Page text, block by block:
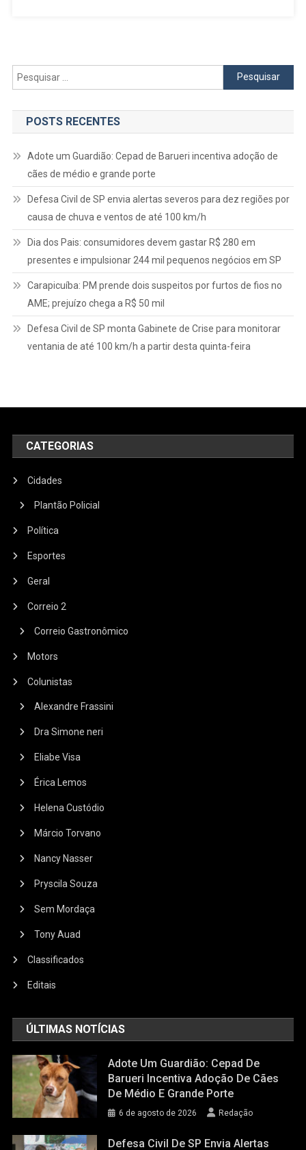
Nos
Pesquisar
por:
POSTS RECENTES
Adote um Guardião: Cepad de Barueri incentiva adoção de
cães de médio e grande porte
Defesa Civil de SP envia alertas severos para dez regiões por
causa de chuva e ventos de até 100 km/h
Dia dos Pais: consumidores devem gastar R$ 280 em
presentes e impulsionar 244 mil pequenos negócios em SP
Carapicuíba: PM prende dois suspeitos por furtos de fios no
AME; prejuízo chega a R$ 50 mil
Defesa Civil de SP monta Gabinete de Crise para monitorar
ventania de até 100 km/h a partir desta quinta-feira
CATEGORIAS
Cidades
Plantão Policial
Política
Esportes
Geral
Correio 2
Correio Gastronômico
Motors
Colunistas
Alexandre Frassini
Dra Simone neri
Eliabe Visa
Érica Lemos
Helena Custódio
Márcio Torvano
Nancy Nasser
Pryscila Souza
Sem Mordaça
Tony Auad
Classificados
Editais
ÚLTIMAS NOTÍCIAS
Adote Um Guardião: Cepad De
Barueri Incentiva Adoção De Cães
De Médio E Grande Porte
6 de agosto de 2026 Redação
Defesa Civil De SP Envia Alertas